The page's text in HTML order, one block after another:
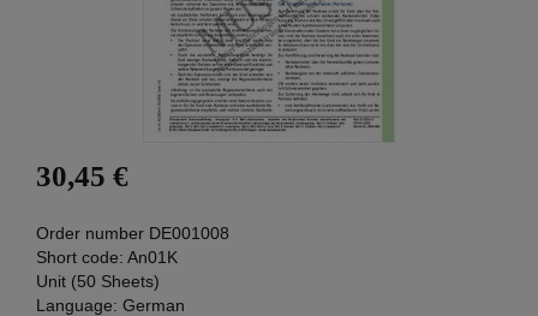
30,45 €
Order number DE001008
Short code: An01K
Unit (50 Sheets)
Language: German